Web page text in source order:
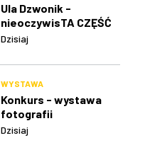
Ula Dzwonik -
nieoczywisTA CZĘŚĆ
ZAPISU
Dzisiaj
WYSTAWA
Konkurs - wystawa
fotografii
Dzisiaj